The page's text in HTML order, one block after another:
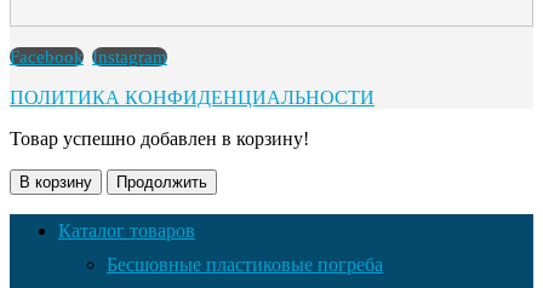
Facebook Instagram
ПОЛИТИКА КОНФИДЕНЦИАЛЬНОСТИ
Товар успешно добавлен в корзину!
В корзину Продолжить
Каталог товаров
Бесшовные пластиковые погреба